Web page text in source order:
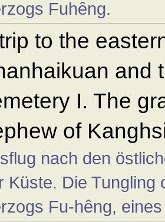
Fuhêng.
to the
and
I. The
of
nach den
Küste. Die Tungling
Fu-hêng,